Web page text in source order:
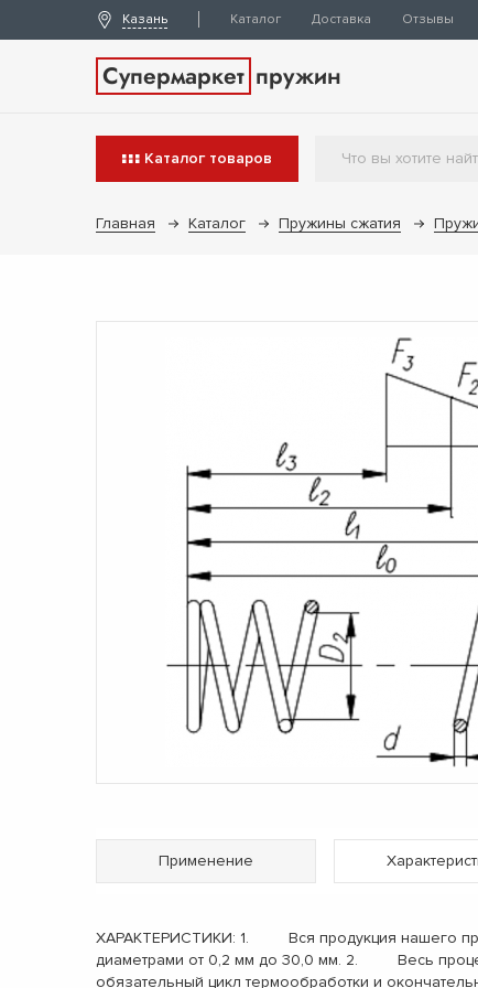
Казань Каталог Доставка Отзывы
Супермаркет пружин
Каталог товаров
Главная Каталог Пружины сжатия
Применение
ХАРАКТЕРИСТИКИ: 1. Вся продукция нашего
диаметрами от 0,2 мм до 30,0 мм. 2. Весь
обязательный цикл термообработки и